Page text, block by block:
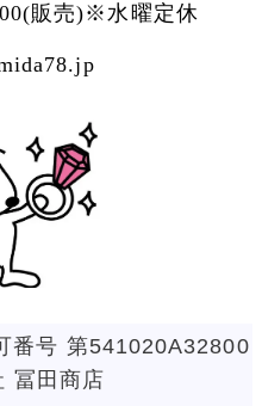
販売)※水曜定休
番号 第541020A32800
冨田商店